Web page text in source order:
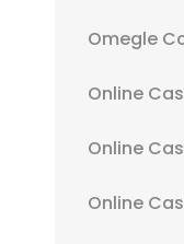
Omegle
Online
Online
Online